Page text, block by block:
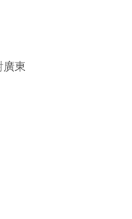
東